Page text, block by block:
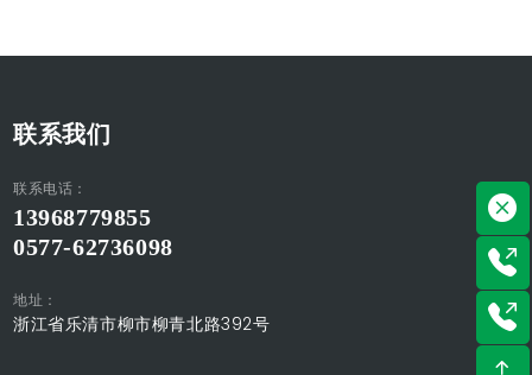
联系我们
联系电话：
13968779855
0577-62736098
地址：
浙江省乐清市柳市柳青北路392号